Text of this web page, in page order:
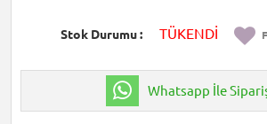
Stok Durumu TÜKENDİ
Whatsapp İle